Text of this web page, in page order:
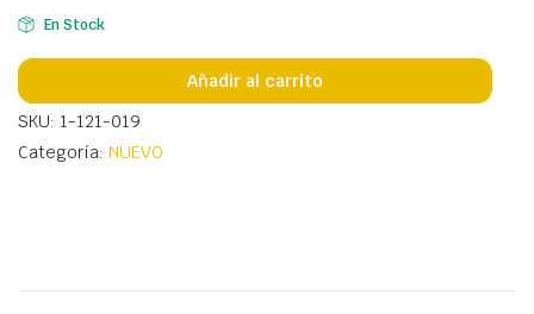
En Stock
Añadir al carrito
SKU: 1-121-019
Categoría: NUEVO